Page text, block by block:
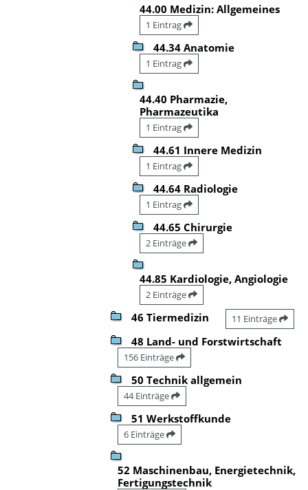
44.00 Medizin: Allgemeines
1 Eintrag
44.34 Anatomie
1 Eintrag
44.40 Pharmazie,
Pharmazeutika
1 Eintrag
44.61 Innere Medizin
1 Eintrag
44.64 Radiologie
1 Eintrag
44.65 Chirurgie
2 Einträge
44.85 Kardiologie, Angiologie
2 Einträge
46 Tiermedizin 11 Einträge
48 Land- und Forstwirtschaft
156 Einträge
50 Technik allgemein
44 Einträge
51 Werkstoffkunde
6 Einträge
52 Maschinenbau, Energietechnik,
Fertigungstechnik